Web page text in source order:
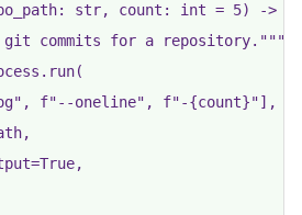
str, count: int = 5) ->
commits for a repository."""
f"--oneline", f"-{count}"],